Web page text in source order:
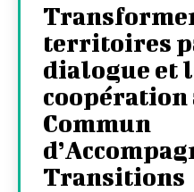
territoires
dialogue et
coopération
Commun
Transitions